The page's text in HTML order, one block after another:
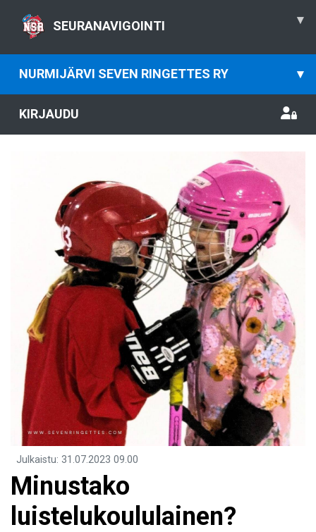
SEURANAVIGOINTI ▾
NURMIJÄRVI SEVEN RINGETTES RY ▾
KIRJAUDU
Julkaistu: 31.07.2023 09.00
Minustako
luistelukoululainen?